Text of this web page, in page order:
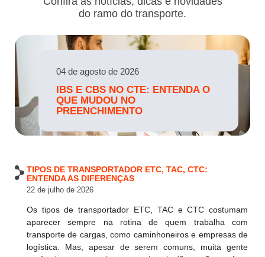
do ramo do transporte.
04 de agosto de 2026
IBS E CBS NO CTE: ENTENDA O
QUE MUDOU NO
PREENCHIMENTO
TIPOS DE TRANSPORTADOR ETC, TAC, CTC:
ENTENDA AS DIFERENÇAS
22 de julho de 2026
Os tipos de transportador ETC, TAC e CTC costumam
aparecer sempre na rotina de quem trabalha com
transporte de cargas, como caminhoneiros e empresas de
logística. Mas, apesar de serem comuns, muita gente